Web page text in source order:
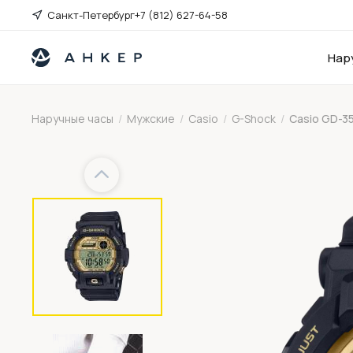
Санкт-Петербург+7 (812) 627-64-58
Наручные часы / Мужские / Casio / G-Shock / Casio GD-
Previous